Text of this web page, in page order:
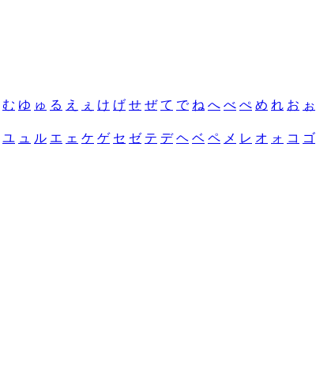
む ゆ ゅ る え ぇ け げ せ ぜ て で ね へ べ ぺ め れ お ぉ
ユ ュ ル エ ェ ケ ゲ セ ゼ テ デ ヘ ベ ペ メ レ オ ォ コ ゴ